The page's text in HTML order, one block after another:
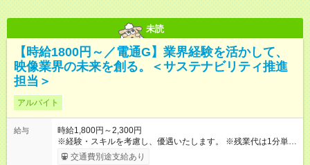
未読
【時給1800円～／電通G】業界経験を活かして、
映像業界の未来を創る。＜サステナビリティ推進
担当＞
アルバイト
給与
時給1,800円～2,300円
※経験・スキルを考慮し、優遇いたします。 ※残業代は1分単位
で全額支給します。 【試用期間】試用期間なし
交通費別途支給あり